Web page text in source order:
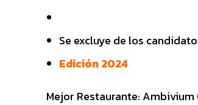
Se excluye de los
Edición 2024
Mejor Restaurante: